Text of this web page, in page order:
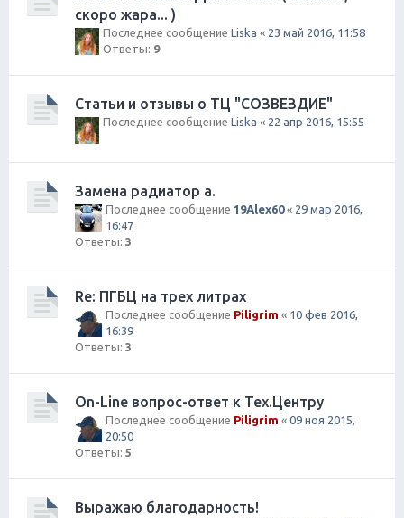
скоро жара... )
Последнее сообщение Liska « 23 май 2016, 11:58
Ответы: 9
Статьи и отзывы о ТЦ "СОЗВЕЗДИЕ"
Последнее сообщение Liska « 22 апр 2016, 15:55
Замена радиатор а.
Последнее сообщение 19Alex60« 29 мар 2016,
16:47
Ответы: 3
Re: ПГБЦ на трех литрах
Последнее сообщение Piligrim « 10 фев 2016,
16:39
Ответы: 3
On-Line вопрос-ответ к Тех.Центру
Последнее сообщение Piligrim « 09 ноя 2015,
20:50
Ответы: 5
Выражаю благодарность!